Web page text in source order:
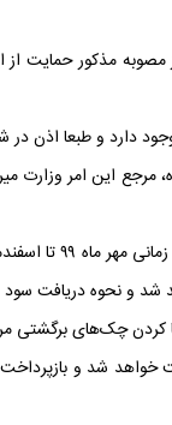
مذکور حمایت از
۱۳۹۹/۰۲/۰۷ در رابطه با تعیین
نحوه دریافت سود